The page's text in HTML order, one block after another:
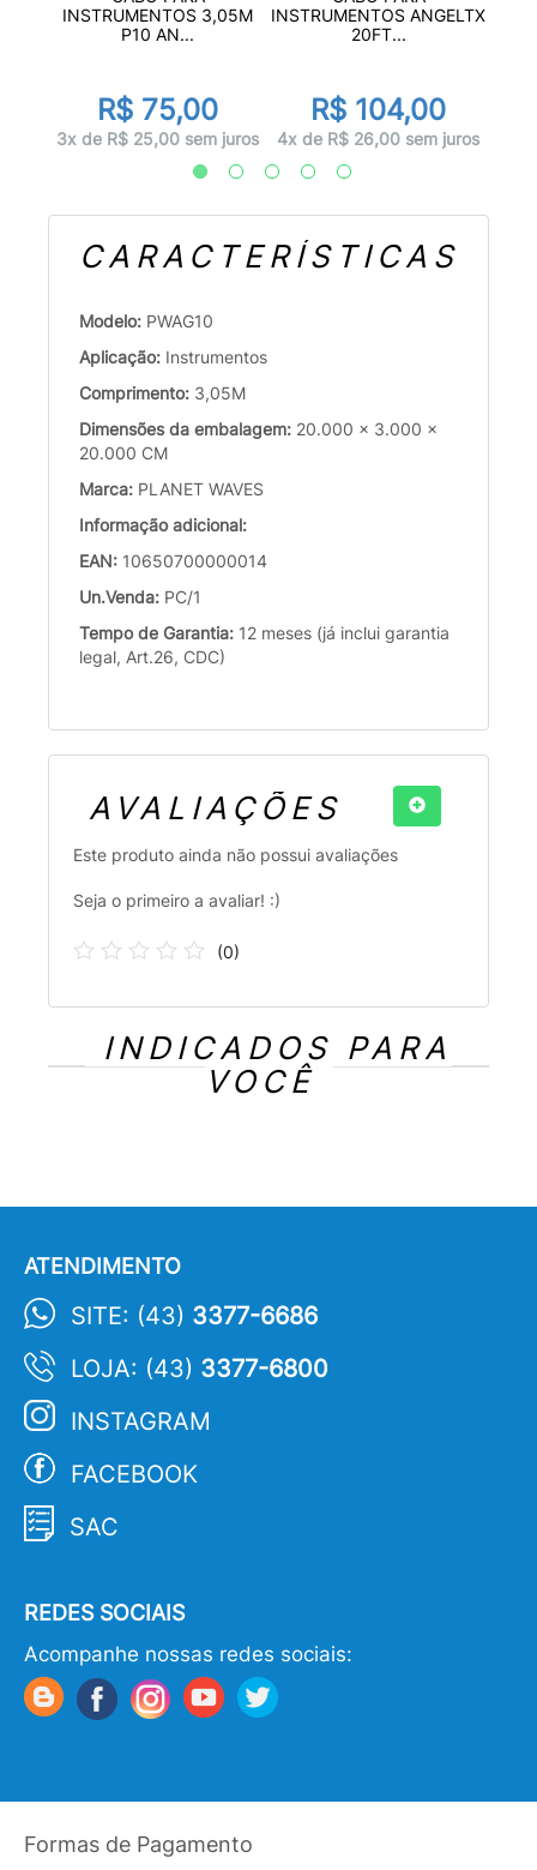
INSTRUMENTOS 3,05M
P10 AN...
R$ 75,00
3x de R$ 25,00 sem juros
INSTRUMENTOS ANGELTX
20FT...
R$ 104,00
4x de R$ 26,00 sem juros
CARACTERÍSTICAS
Modelo: PWAG10
Aplicação: Instrumentos
Comprimento: 3,05M
Dimensões da embalagem: 20.000 x 3.000 x
20.000 CM
Marca: PLANET WAVES
Informação adicional:
EAN: 10650700000014
Un.Venda: PC/1
Tempo de Garantia: 12 meses (já inclui garantia
legal, Art.26, CDC)
AVALIAÇÕES
Este produto ainda não possui avaliações
Seja o primeiro a avaliar! :)
(0)
INDICADOS PARA
VOCÊ
ATENDIMENTO
SITE: (43) 3377-6686
LOJA: (43) 3377-6800
INSTAGRAM
FACEBOOK
SAC
REDES SOCIAIS
Acompanhe nossas redes sociais:
Formas de Pagamento